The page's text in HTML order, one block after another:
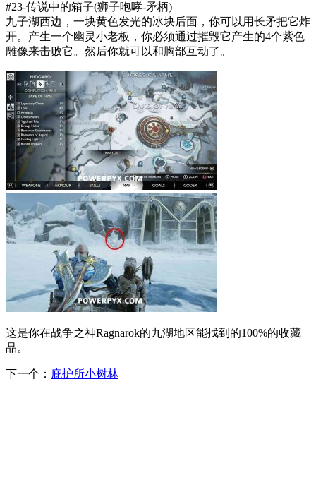
#23-传说中的箱子(狮子咆哮-矛柄)
九子湖西边，一块黄色发光的冰块后面，你可以用长矛把它炸
开。产生一个幽灵小老板，你必须通过摧毁它产生的4个紫色
雕像来击败它。然后你就可以和胸部互动了。
这是你在战争之神Ragnarok的九湖地区能找到的100%的收藏
品。
下一个： 庇护所小树林